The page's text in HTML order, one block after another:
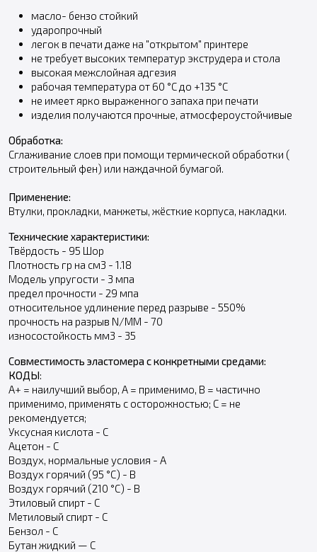
масло- бензо стойкий
ударопрочный
легок в печати даже на "открытом" принтере
не требует высоких температур экструдера и стола
высокая межслойная адгезия
рабочая температура от 60 °С до +135 °С
не имеет ярко выраженного запаха при печати
изделия получаются прочные, атмосфероустойчивые
Обработка:
Сглаживание слоев при помощи термической обработки (
строительный фен) или наждачной бумагой.
Применение:
Втулки, прокладки, манжеты, жёсткие корпуса, накладки.
Технические характеристики:
Твёрдость - 95 Шор
Плотность гр на см3 - 1.18
Модель упругости - 3 мпа
предел прочности - 29 мпа
относительное удлинение перед разрыве - 550%
прочность на разрыв N/MM - 70
износостойкость мм3 - 35
Совместимость эластомера с конкретными средами:
КОДЫ:
А+ = наилучший выбор, А = применимо, В = частично
применимо, применять с осторожностью; С = не
рекомендуется;
Уксусная кислота - С
Ацетон - С
Воздух, нормальные условия - А
Воздух горячий (95 °С) - В
Воздух горячий (210 °С) - В
Этиловый спирт - С
Метиловый спирт - С
Бензол - С
Бутан жидкий — С